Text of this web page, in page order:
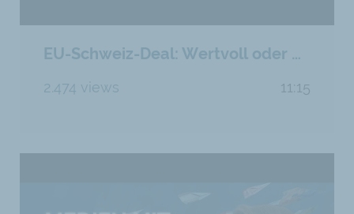
EU-Schweiz-Deal: Wertvoll oder das Ende der freien Schweiz?
2.474 views 11:15